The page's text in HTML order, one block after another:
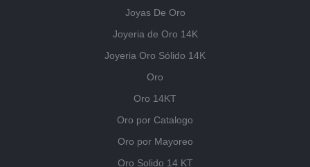
Joyas De Oro
Joyeria de Oro 14K
Joyeria Oro Sólido 14K
Oro
Oro 14KT
Oro por Catalogo
Oro por Mayoreo
Oro Solido 14 KT